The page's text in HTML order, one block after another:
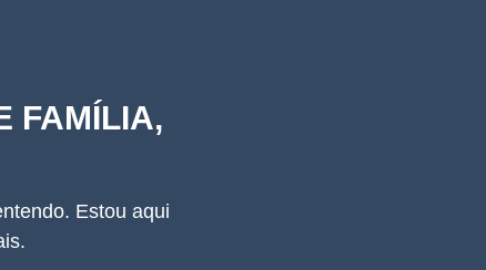
FAMÍLIA,
Estou aqui